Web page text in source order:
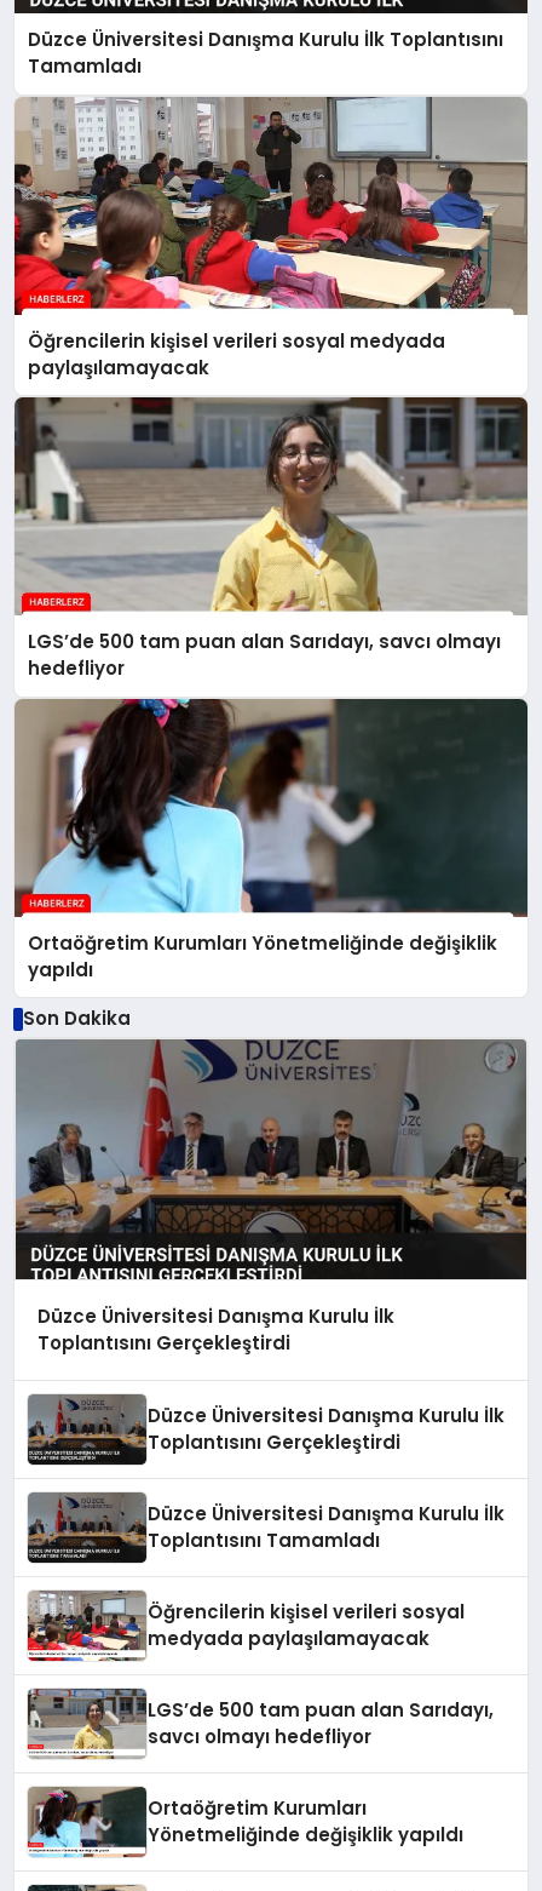
Düzce Üniversitesi Danışma Kurulu İlk Toplantısını
Tamamladı
Öğrencilerin kişisel verileri sosyal medyada
paylaşılamayacak
LGS’de 500 tam puan alan Sarıdayı, savcı olmayı
hedefliyor
Ortaöğretim Kurumları Yönetmeliğinde değişiklik
yapıldı
Son Dakika
Düzce Üniversitesi Danışma Kurulu İlk
Toplantısını Gerçekleştirdi
Düzce Üniversitesi Danışma Kurulu İlk
Toplantısını Gerçekleştirdi
Düzce Üniversitesi Danışma Kurulu İlk
Toplantısını Tamamladı
Öğrencilerin kişisel verileri sosyal
medyada paylaşılamayacak
LGS’de 500 tam puan alan Sarıdayı,
savcı olmayı hedefliyor
Ortaöğretim Kurumları
Yönetmeliğinde değişiklik yapıldı